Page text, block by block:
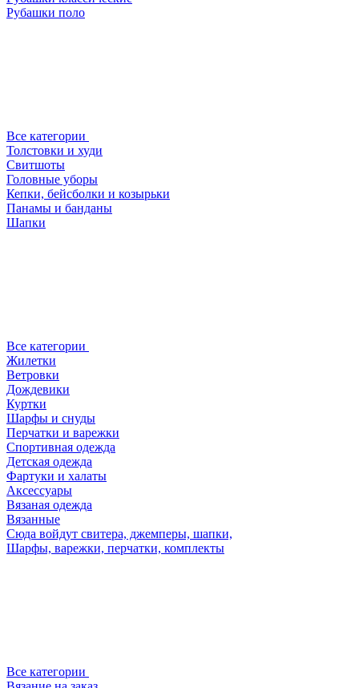
Рубашки поло
Все категории
Толстовки и худи
Свитшоты
Головные уборы
Кепки, бейсболки и козырьки
Панамы и банданы
Шапки
Все категории
Жилетки
Ветровки
Дождевики
Куртки
Шарфы и снуды
Перчатки и варежки
Спортивная одежда
Детская одежда
Фартуки и халаты
Аксессуары
Вязаная одежда
Вязанные
Сюда войдут свитера, джемперы, шапки,
Шарфы, варежки, перчатки, комплекты
Все категории